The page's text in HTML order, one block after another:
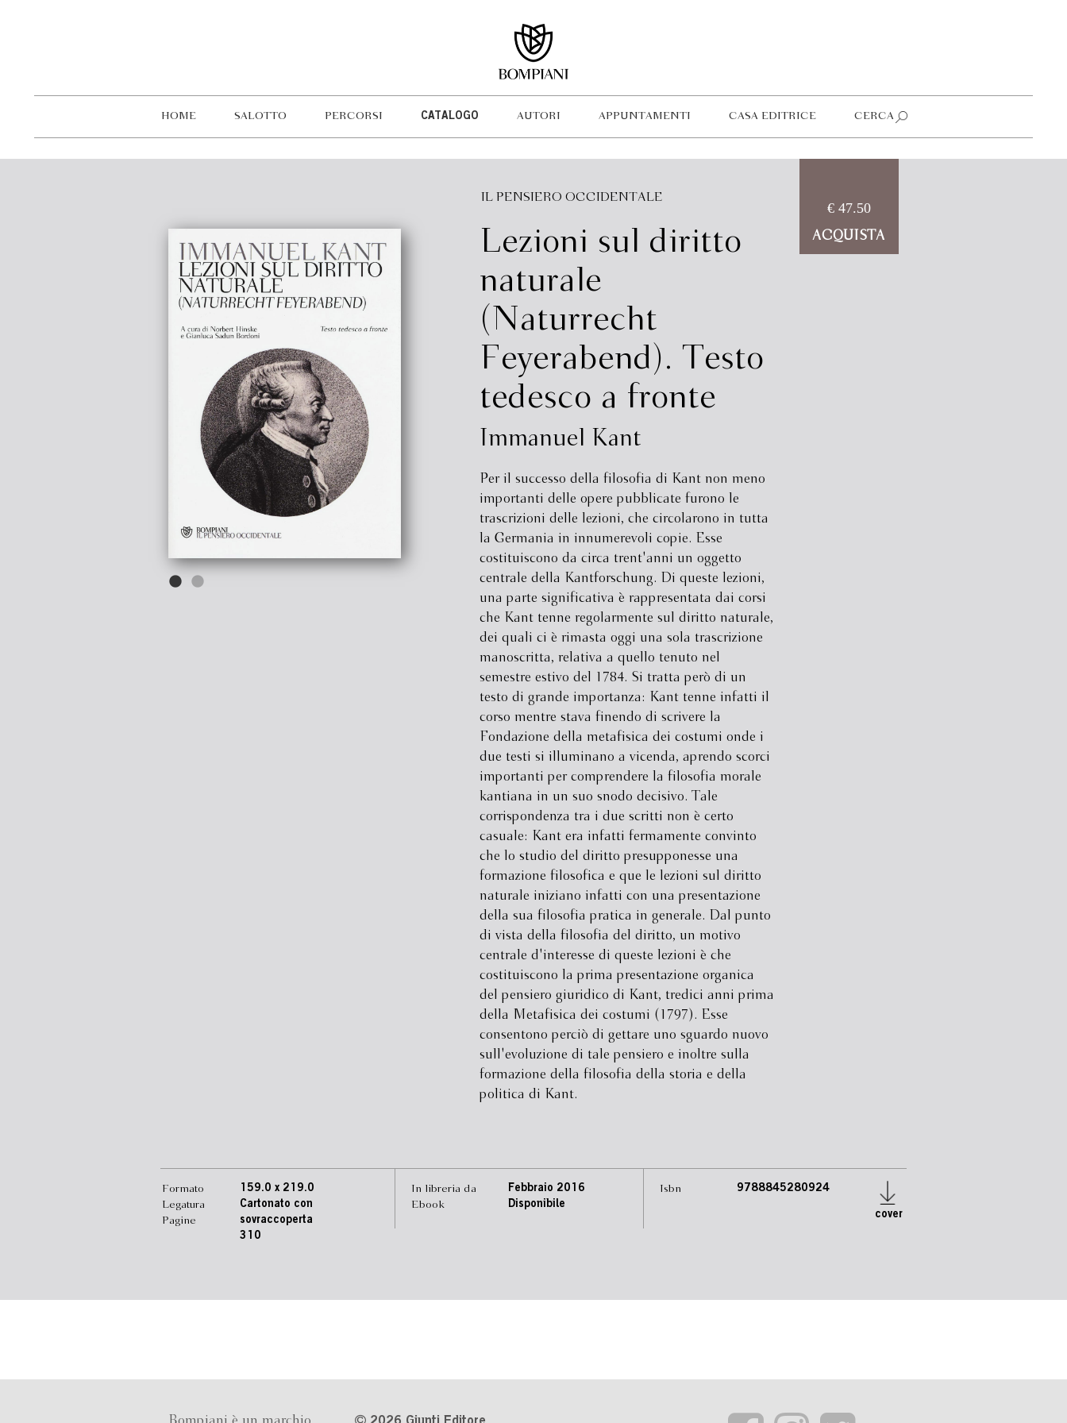
HOME SALOTTO PERCORSI CATALOGO AUTORI APPUNTAMENTI CASA EDITRICE CERCA
IL PENSIERO OCCIDENTALE
Lezioni sul diritto
naturale
(Naturrecht
Feyerabend). Testo
tedesco a fronte
Immanuel Kant
Per il successo della filosofia di Kant non meno
importanti delle opere pubblicate furono le
trascrizioni delle lezioni, che circolarono in tutta
la Germania in innumerevoli copie. Esse
costituiscono da circa trent'anni un oggetto
centrale della Kantforschung. Di queste lezioni,
una parte significativa è rappresentata dai corsi
che Kant tenne regolarmente sul diritto naturale,
dei quali ci è rimasta oggi una sola trascrizione
manoscritta, relativa a quello tenuto nel
semestre estivo del 1784. Si tratta però di un
testo di grande importanza: Kant tenne infatti il
corso mentre stava finendo di scrivere la
Fondazione della metafisica dei costumi onde i
due testi si illuminano a vicenda, aprendo scorci
importanti per comprendere la filosofia morale
kantiana in un suo snodo decisivo. Tale
corrispondenza tra i due scritti non è certo
casuale: Kant era infatti fermamente convinto
che lo studio del diritto presupponesse una
formazione filosofica e que le lezioni sul diritto
naturale iniziano infatti con una presentazione
della sua filosofia pratica in generale. Dal punto
di vista della filosofia del diritto, un motivo
centrale d'interesse di queste lezioni è che
costituiscono la prima presentazione organica
del pensiero giuridico di Kant, tredici anni prima
della Metafisica dei costumi (1797). Esse
consentono perciò di gettare uno sguardo nuovo
sull'evoluzione di tale pensiero e inoltre sulla
formazione della filosofia della storia e della
politica di Kant.
€ 47.50
ACQUISTA
Formato
Legatura
Pagine
159.0 x 219.0
Cartonato con
sovraccoperta
310
In libreria da
Ebook
Febbraio 2016
Disponibile
Isbn 9788845280924
cover